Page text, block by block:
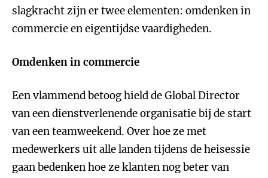
slagkracht zijn er twee elementen: omdenken in
commercie en eigentijdse vaardigheden.
Omdenken in commercie
Een vlammend betoog hield de Global Director
van een dienstverlenende organisatie bij de start
van een teamweekend. Over hoe ze met
medewerkers uit alle landen tijdens de heisessie
gaan bedenken hoe ze klanten nog beter van